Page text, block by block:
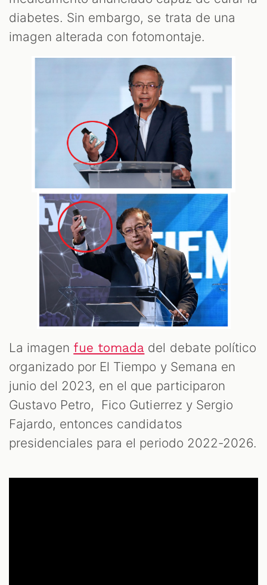
diabetes. Sin embargo, se trata de una
imagen alterada con fotomontaje.
La imagen fue tomada del debate político
organizado por El Tiempo y Semana en
junio del 2023, en el que participaron
Gustavo Petro, Fico Gutierrez y Sergio
Fajardo, entonces candidatos
presidenciales para el periodo 2022-2026.